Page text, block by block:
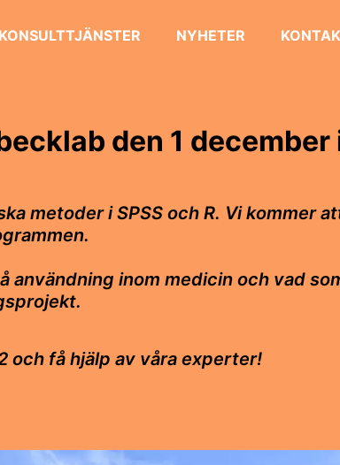
KONSULTTJÄNSTER NYHETER
den 1 december
metoder i SPSS och R. Vi kommer
användning inom medicin och vad
och få hjälp av våra experter!